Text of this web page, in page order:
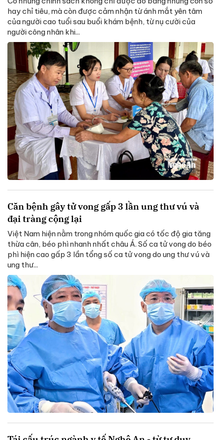
hay chỉ tiêu, mà còn được cảm nhận từ ánh mắt yên tâm
của người cao tuổi sau buổi khám bệnh, từ nụ cười của
người công nhân khi...
Căn bệnh gây tử vong gấp 3 lần ung thư vú và
đại tràng cộng lại
Việt Nam hiện nằm trong nhóm quốc gia có tốc độ gia tăng
thừa cân, béo phì nhanh nhất châu Á. Số ca tử vong do béo
phì hiện cao gấp 3 lần tổng số ca tử vong do ung thư vú và
ung thư...